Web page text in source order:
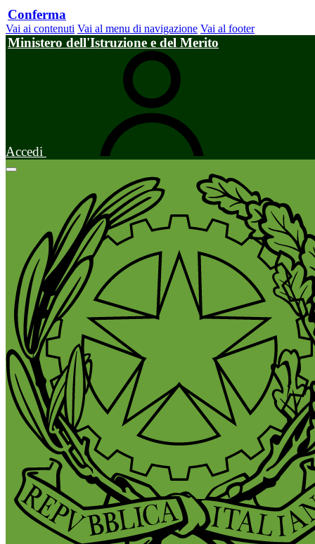
Conferma
Vai ai contenuti Vai al menu di navigazione Vai al footer
Ministero dell'Istruzione e del Merito
Accedi